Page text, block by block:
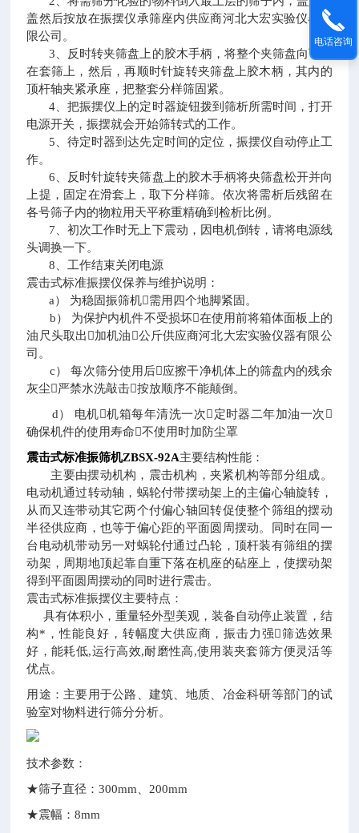
盖然后按放在振摆仪承筛座内供应商河北大宏实验仪器有
限公司。
3 、反时转夹筛盘上的胶木手柄，将整个夹筛盘向下滑
在套筛上，然后，再顺时针旋转夹筛盘上胶木柄，其内的
顶杆轴夹紧承座，把整套分样筛固紧。
4 、把振摆仪上的定时器旋钮拨到筛析所需时间，打开
电源开关，振摆就会开始筛转式的工作。
5 、待定时器到达先定时间的定位，振摆仪自动停止工
作。
6 、反时针旋转夹筛盘上的胶木手柄将央筛盘松开并向
上提，固定在滑套上，取下分样筛。依次将需析后残留在
各号筛子内的物粒用天平称重精确到检析比例。
7 、初次工作时无上下震动，因电机倒转，请将电源线
头调换一下。
8 、工作结束关闭电源
震击式标准振摆仪保养与维护说明：
a） 为稳固振筛机需用四个地脚紧固。
b） 为保护内机件不受损坏在使用前将箱体面板上的
油尺头取出 加机油 公斤供应商河北大宏实验仪器有限公
司。
c） 每次筛分使用后应擦干净机体上的筛盘内的残余
灰尘严禁水洗敲击按放顺序不能颠倒。
d） 电机机箱每年清洗一次 定时器二年加油一次 
确保机件的使用寿命不使用时加防尘罩
震击式标准振筛机ZBSX-92A主要结构性能：
主要由摆动机构，震击机构，夹紧机构等部分组成。
电动机通过转动轴，蜗轮付带摆动架上的主偏心轴旋转，
从而又连带动其它两个付偏心轴回转促使整个筛组的摆动
半径供应商，也等于偏心距的平面圆周摆动。同时在同一
台电动机带动另一对蜗轮付通过凸轮，顶杆装有筛组的摆
动架，周期地顶起靠自重下落在机座的砧座上，使摆动架
得到平面圆周摆动的同时进行震击。
震击式标准振摆仪主要特点：
具有体积小，重量轻外型美观，装备自动停止装置，结
构*，性能良好，转幅度大供应商，振击力强筛选效果
好，能耗低,运行高效,耐磨性高,使用装夹套筛方便灵活等
优点。
用途：主要用于公路、建筑、地质、冶金科研等部门的试
验室对物料进行筛分分析。
技术参数：
★筛子直径：300mm、200mm
★震幅：8mm
电话咨询